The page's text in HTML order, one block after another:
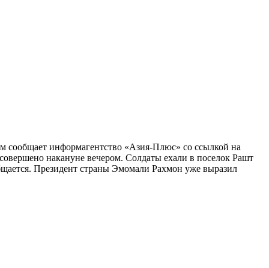
сообщает информагентство «Азия-Плюс» со ссылкой на
накануне вечером. Солдаты ехали в поселок Рашт
Президент страны Эмомали Рахмон уже выразил